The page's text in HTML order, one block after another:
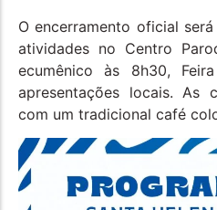
O encerramento oficial
atividades no Centro
ecumênico às 8h30,
apresentações locais. As
com um tradicional café